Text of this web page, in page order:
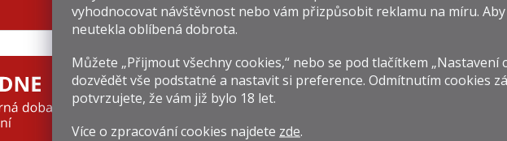
vyhodnocovat návštěvnost nebo vám přizpůsobit reklamu na míru. Aby
neutekla oblíbená dobrota.
Můžete „Přijmout všechny cookies,“ nebo se pod tlačítkem „Nastavení
dozvědět vše podstatné a nastavit si preference. Odmítnutím cookies
potvrzujete, že vám již bylo 18 let.
Více o zpracování cookies najdete zde.
Související produkty